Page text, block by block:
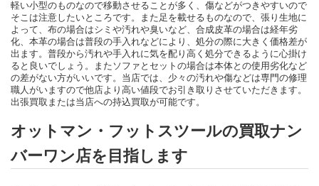
軽い小型のものなので移動させることが多く、傷などがつきやすいので
そこは注意したいところです。また足を載せるものなので、張り生地に
よって、布の場合はシミや汚れや臭いなど、合成皮革の場合は経年劣
化、本革の場合は普段の手入れなどにより、処分の際に大きく価格差が
出ます。普段から汚れや手入れに気を配り高く処分できるように心掛け
ると良いでしょう。またソファとセットの場合は本体との使用劣化など
の差がない方がいいです。当店では、少々の汚れや傷などは専門の修理
職人がいますので他店より高い値段でお引き取りさせていただきます。
出張買取または当店への持込買取が可能です。
オットマン・フットスツールの買取ナン
バーワン店を目指します